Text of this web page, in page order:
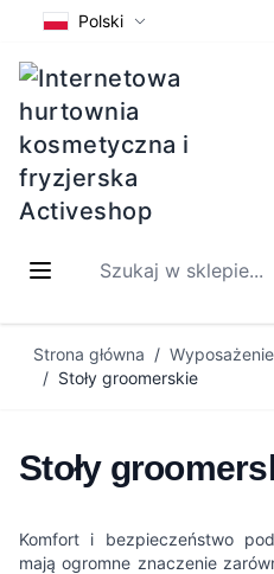
Polski
Szukaj w sklepie...
Strona główna /
/ Stoły groomerskie
Stoły
Komfort i bezpieczeństwo
mają ogromne znaczenie